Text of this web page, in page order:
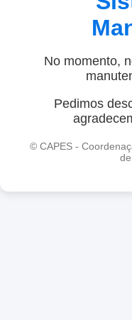
No momento,
Pedimos
© CAPES -